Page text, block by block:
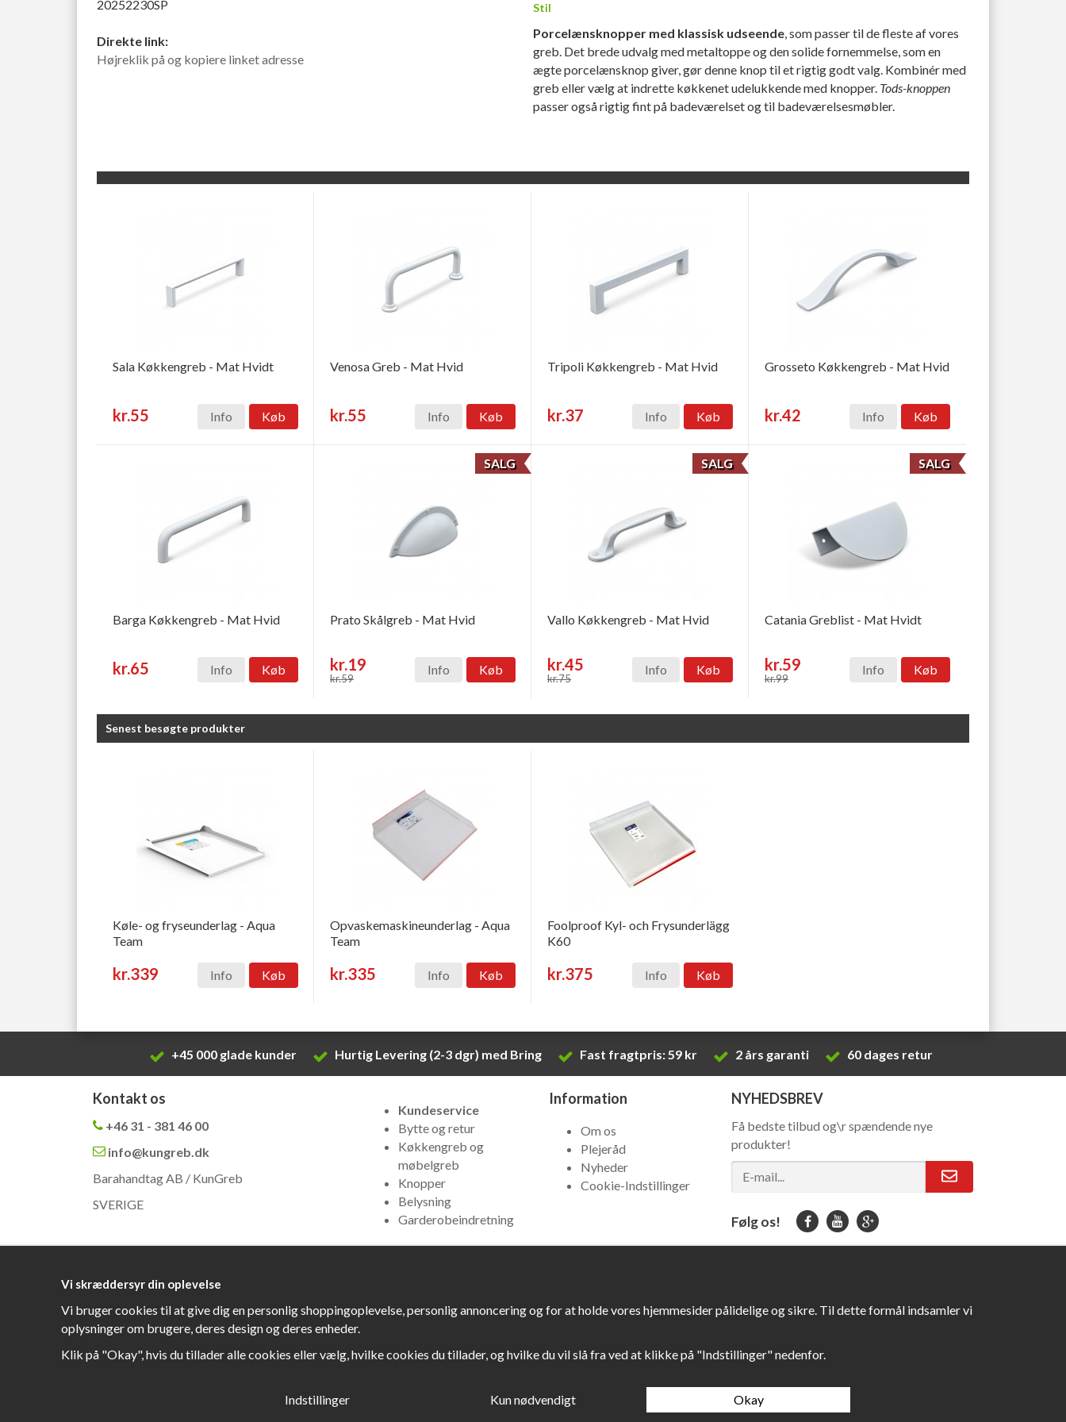
Stil
Porcelænsknopper med klassisk udseende, som passer til de fleste af vores
greb. Det brede udvalg med metaltoppe og den solide fornemmelse, som en
ægte porcelænsknop giver, gør denne knop til et rigtig godt valg. Kombinér med
greb eller vælg at indrette køkkenet udelukkende med knopper. Tods-knoppen
passer også rigtig fint på badeværelset og til badeværelsesmøbler.
20252230SP
Direkte link:
Højreklik på og kopiere linket adresse
Sala Køkkengreb - Mat Hvidt
kr.55 Info Køb
Venosa Greb - Mat Hvid
kr.55 Info Køb
Tripoli Køkkengreb - Mat Hvid
kr.37 Info Køb
Grosseto Køkkengreb - Mat Hvid
kr.42 Info Køb
Barga Køkkengreb - Mat Hvid
kr.65 Info Køb
SALG
Prato Skålgreb - Mat Hvid
kr.19
kr.59
Info Køb
SALG
Vallo Køkkengreb - Mat Hvid
kr.45
kr.75
Info Køb
SALG
Catania Greblist - Mat Hvidt
kr.59
kr.99
Info Køb
Senest besøgte produkter
Køle- og fryseunderlag - Aqua
Team
kr.339 Info Køb
Opvaskemaskineunderlag - Aqua
Team
kr.335 Info Køb
Foolproof Kyl- och Frysunderlägg
K60
kr.375 Info Køb
+45 000 glade kunder Hurtig Levering (2-3 dgr) med Bring Fast fragtpris: 59 kr 2 års garanti 60 dages retur
Kontakt os
+46 31 - 381 46 00
info@kungreb.dk
Barahandtag AB / KunGreb
SVERIGE
Kundeservice
Bytte og retur
Køkkengreb og
møbelgreb
Knopper
Belysning
Garderobeindretning
Information
Om os
Plejeråd
Nyheder
Cookie-Indstillinger
NYHEDSBREV
Få bedste tilbud og\r spændende nye
produkter!
Følg os!
Vi skræddersyr din oplevelse
Vi bruger cookies til at give dig en personlig shoppingoplevelse, personlig annoncering og for at holde vores hjemmesider pålidelige og sikre. Til dette formål indsamler vi
oplysninger om brugere, deres design og deres enheder.
Klik på "Okay", hvis du tillader alle cookies eller vælg, hvilke cookies du tillader, og hvilke du vil slå fra ved at klikke på "Indstillinger" nedenfor.
Indstillinger Kun nødvendigt Okay